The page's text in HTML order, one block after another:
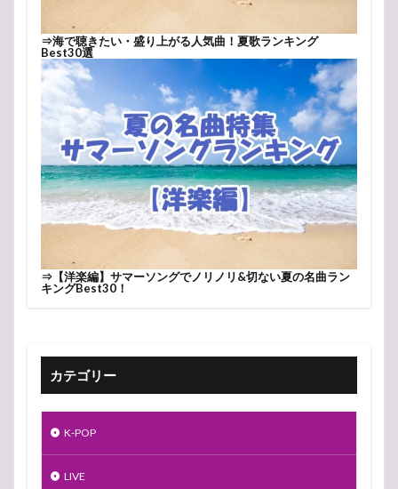
⇒海で聴きたい・盛り上がる人気曲！夏歌ランキング
Best30選
⇒ 【洋楽編】サマーソングでノリノリ&切ない夏の名曲ラン
キングBest30！
カテゴリー
K-POP
LIVE